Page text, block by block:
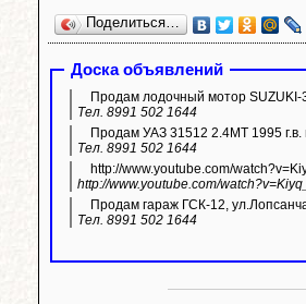
Поделиться…
Доска объявлений
Продам лодочный мотор SUZUKI-
Тел. 8991 502 1644
Продам УАЗ 31512 2.4МТ 1995 г.в.
Тел. 8991 502 1644
http://www.youtube.com/
http://www.youtube.com/
Продам гараж ГСК-12,
Тел. 8991 502 1644